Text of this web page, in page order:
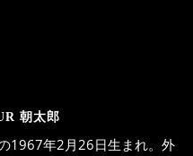
朝太郎
1967年2月26日生まれ。外